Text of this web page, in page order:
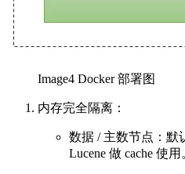
Image4 Docker 部署图
内存完全隔离：
数据 / 主数节点：默
Lucene 做 cache 使用